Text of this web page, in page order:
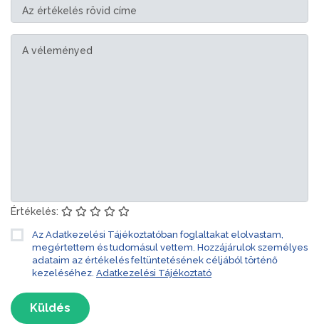
Értékelés:
Az Adatkezelési Tájékoztatóban foglaltakat elolvastam,
megértettem és tudomásul vettem. Hozzájárulok személyes
adataim az értékelés feltüntetésének céljából történő
kezeléséhez. Adatkezelési Tájékoztató
Küldés